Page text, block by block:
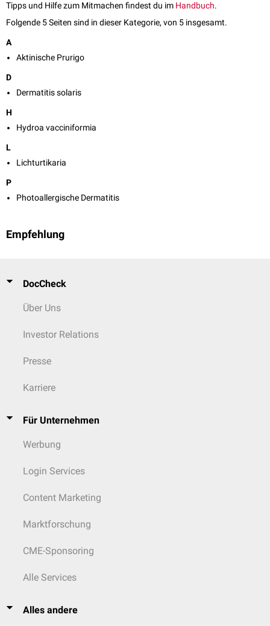
Tipps und Hilfe zum Mitmachen findest du im Handbuch.
Folgende 5 Seiten sind in dieser Kategorie, von 5 insgesamt.
A
Aktinische Prurigo
D
Dermatitis solaris
H
Hydroa vacciniformia
L
Lichturtikaria
P
Photoallergische Dermatitis
Empfehlung
DocCheck
Über Uns
Investor Relations
Presse
Karriere
Für Unternehmen
Werbung
Login Services
Content Marketing
Marktforschung
CME-Sponsoring
Alle Services
Alles andere